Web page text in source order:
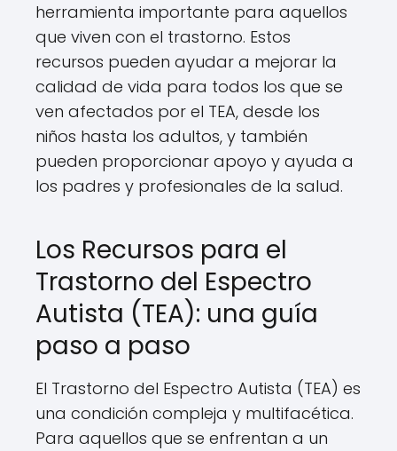
herramienta importante para aquellos
que viven con el trastorno. Estos
recursos pueden ayudar a mejorar la
calidad de vida para todos los que se
ven afectados por el TEA, desde los
niños hasta los adultos, y también
pueden proporcionar apoyo y ayuda a
los padres y profesionales de la salud.
Los Recursos para el
Trastorno del Espectro
Autista (TEA): una guía
paso a paso
El Trastorno del Espectro Autista (TEA) es
una condición compleja y multifacética.
Para aquellos que se enfrentan a un